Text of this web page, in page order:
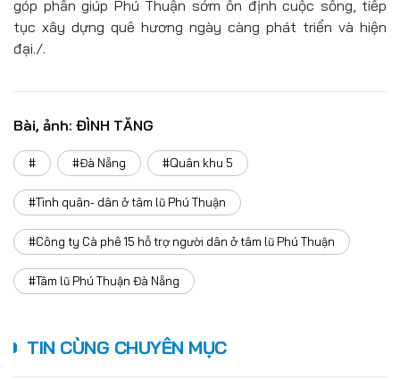
góp phần giúp Phú Thuận sớm ổn định cuộc sống, tiếp
tục xây dựng quê hương ngày càng phát triển và hiện
đại./.
Bài, ảnh: ĐÌNH TĂNG
# #Đà Nẵng #Quân khu 5
#Tình quân- dân ở tâm lũ Phú Thuận
#Công ty Cà phê 15 hỗ trợ người dân ở tâm lũ Phú Thuận
#Tâm lũ Phú Thuận Đà Nẵng
TIN CÙNG CHUYÊN MỤC